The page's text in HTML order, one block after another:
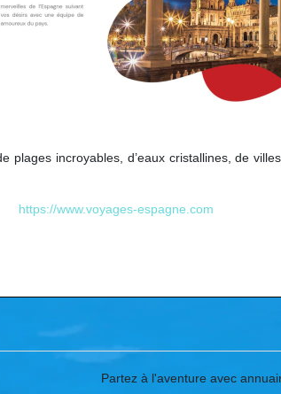
plages incroyables, d’eaux cristallines, de
https://www.voyages-espagne.com
Partez à l'aventure avec